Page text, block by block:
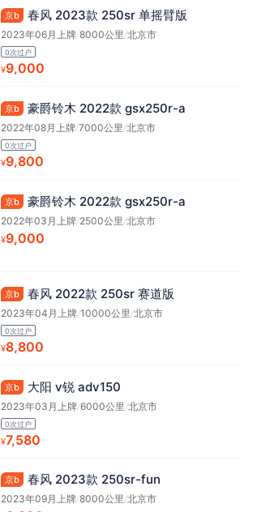
京b 春风 2023款 250sr 单摇臂版
2023年06月上牌/8000公里 /北京市
0次过户
¥9,000
京b 豪爵铃木 2022款 gsx250r-a
2022年08月上牌/7000公里 /北京市
0次过户
¥9,800
京b 豪爵铃木 2022款 gsx250r-a
2022年03月上牌/2500公里 /北京市
¥9,000
京b 春风 2022款 250sr 赛道版
2023年04月上牌/10000公里 /北京市
0次过户
¥8,800
京b 大阳 v锐 adv150
2023年03月上牌/6000公里 /北京市
0次过户
¥7,580
京b 春风 2023款 250sr-fun
2023年09月上牌/8000公里/北京市